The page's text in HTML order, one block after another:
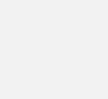
через
модели
COM для контроля